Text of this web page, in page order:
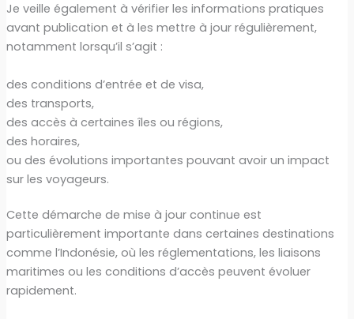
Je veille également à vérifier les informations pratiques
avant publication et à les mettre à jour régulièrement,
notamment lorsqu’il s’agit :
des conditions d’entrée et de visa,
des transports,
des accès à certaines îles ou régions,
des horaires,
ou des évolutions importantes pouvant avoir un impact
sur les voyageurs.
Cette démarche de mise à jour continue est
particulièrement importante dans certaines destinations
comme l’Indonésie, où les réglementations, les liaisons
maritimes ou les conditions d’accès peuvent évoluer
rapidement.